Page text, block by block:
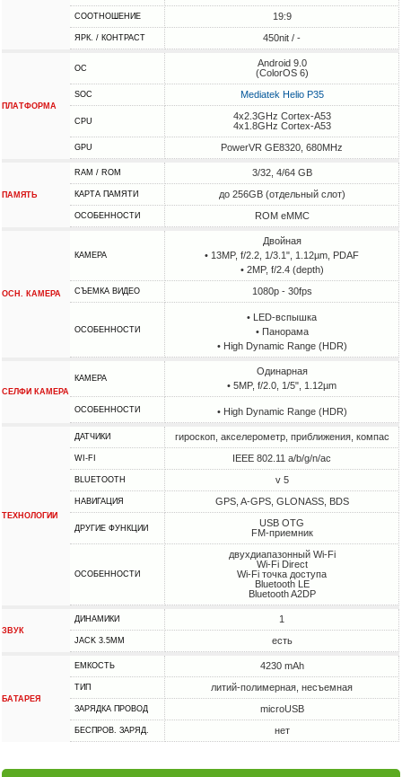
СООТНОШЕНИЕ 19:9
ЯРК. / КОНТРАСТ 450nit / -
ПЛАТФОРМА
ОС
Android 9.0
(ColorOS 6)
SOC Mediatek Helio P35
CPU
4x2.3GHz Cortex-A53
4x1.8GHz Cortex-A53
GPU PowerVR GE8320, 680MHz
ПАМЯТЬ
RAM / ROM 3/32, 4/64 GB
КАРТА ПАМЯТИ до 256GB (отдельный слот)
ОСОБЕННОСТИ ROM eMMC
ОСН. КАМЕРА
КАМЕРА
Двойная
• 13MP, f/2.2, 1/3.1", 1.12µm, PDAF
• 2MP, f/2.4 (depth)
СЪЕМКА ВИДЕО 1080p - 30fps
ОСОБЕННОСТИ
• LED-вспышка
• Панорама
• High Dynamic Range (HDR)
СЕЛФИ КАМЕРА
КАМЕРА
Одинарная
• 5MP, f/2.0, 1/5", 1.12µm
ОСОБЕННОСТИ • High Dynamic Range (HDR)
ТЕХНОЛОГИИ
ДАТЧИКИ гироскоп, акселерометр, приближения, компас
WI-FI IEEE 802.11 a/b/g/n/ac
BLUETOOTH v 5
НАВИГАЦИЯ GPS, A-GPS, GLONASS, BDS
ДРУГИЕ ФУНКЦИИ
USB OTG
FM-приемник
ОСОБЕННОСТИ
двухдиапазонный Wi-Fi
Wi-Fi Direct
Wi-Fi точка доступа
Bluetooth LE
Bluetooth A2DP
ЗВУК
ДИНАМИКИ 1
JACK 3.5MM есть
БАТАРЕЯ
ЕМКОСТЬ 4230 mAh
ТИП литий-полимерная, несъемная
ЗАРЯДКА ПРОВОД microUSB
БЕСПРОВ. ЗАРЯД. нет